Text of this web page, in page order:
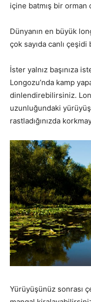
içine batmış bir orman
Dünyanın en büyük
çok sayıda canlı çeşidi
İster yalnız başınıza
Longozu’nda kamp
dinlendirebilirsiniz.
uzunluğundaki
rastladığınızda
Yürüyüşünüz sonrası